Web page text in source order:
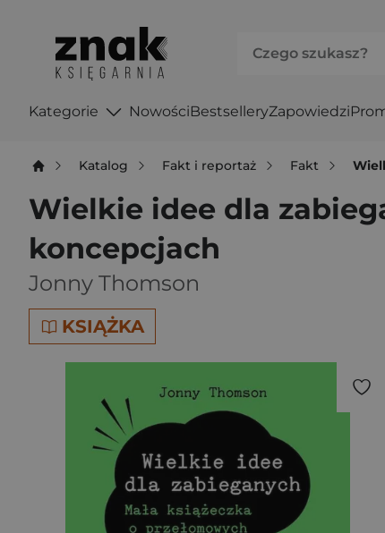
Kategorie NowościBestselleryZapowiedzi
Katalog Fakt i reportaż Fakt
Wielkie idee dla
koncepcjach
Jonny Thomson
KSIĄŻKA